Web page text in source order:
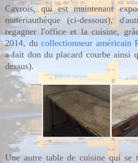
Cavrois, qui est maintenant
matériauthèque (ci-dessous),
regagner l'office et la cuisine,
2014, du collectionneur américain
a fait don du placard courbe ainsi
dessus).
Une autre table de cuisine qui se